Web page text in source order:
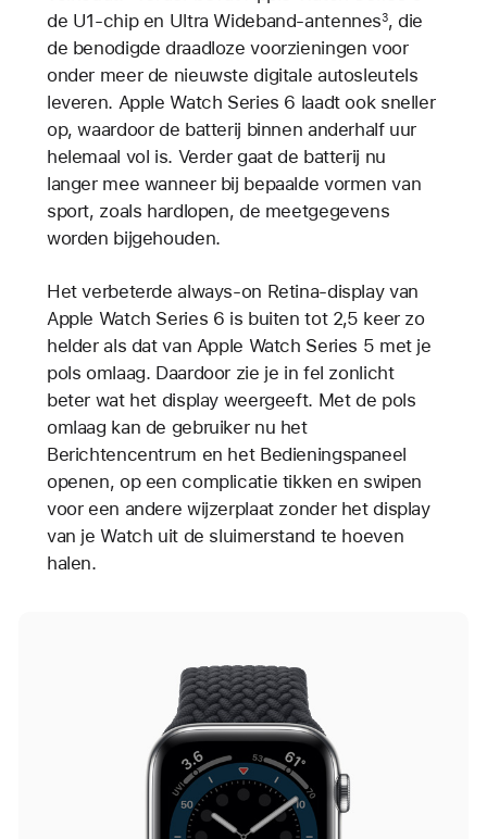
de U1-chip en Ultra Wideband-antennes3, die
de benodigde draadloze voorzieningen voor
onder meer de nieuwste digitale autosleutels
leveren. Apple Watch Series 6 laadt ook sneller
op, waardoor de batterij binnen anderhalf uur
helemaal vol is. Verder gaat de batterij nu
langer mee wanneer bij bepaalde vormen van
sport, zoals hardlopen, de meetgegevens
worden bijgehouden.
Het verbeterde always‑on Retina-display van
Apple Watch Series 6 is buiten tot 2,5 keer zo
helder als dat van Apple Watch Series 5 met je
pols omlaag. Daardoor zie je in fel zonlicht
beter wat het display weergeeft. Met de pols
omlaag kan de gebruiker nu het
Berichtencentrum en het Bedieningspaneel
openen, op een complicatie tikken en swipen
voor een andere wijzerplaat zonder het display
van je Watch uit de sluimerstand te hoeven
halen.